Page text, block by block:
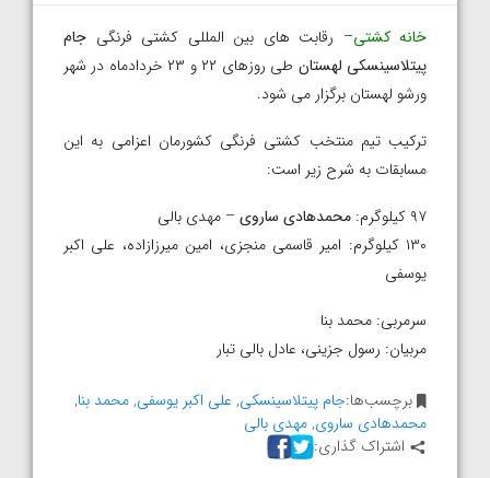
خانه کشتی– رقابت های بین المللی کشتی فرنگی جام
پیتلاسینسکی لهستان
طی روزهای ۲۲ و ۲۳ خردادماه در شهر
ورشو لهستان برگزار می شود.
ترکیب تیم منتخب کشتی فرنگی کشورمان اعزامی به این
مسابقات به شرح زیر است:
۹۷ کیلوگرم:
محمدهادی ساروی – مهدی بالی
۱۳۰ کیلوگرم: امیر قاسمی منجزی، امین میرزازاده، علی اکبر
یوسفی
سرمربی: محمد بنا
مربیان: رسول جزینی، عادل بالی تبار
برچسب‌ها:جام پیتلاسینسکی, علی اکبر یوسفی,محمد بنا,
محمدهادی ساروی,مهدی بالی
اشتراک گذاری: